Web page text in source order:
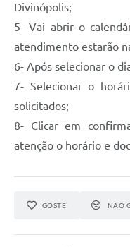
Divinópolis;
5- Vai abrir o
atendimento estarão
6- Após selecionar o
7- Selecionar o
solicitados;
8- Clicar em
atenção o horário e
GOSTEI NÃO